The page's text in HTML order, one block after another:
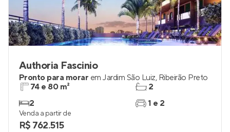
Authoria Fascinio
Pronto para morar em Jardim São Luiz, Ribeirão Preto
74 e 80 m²
2
2
1 e 2
Venda a partir de
R$ 762.515